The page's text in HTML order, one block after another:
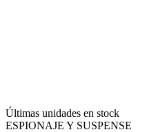
Últimas unidades en stock
ESPIONAJE Y SUSPENSE